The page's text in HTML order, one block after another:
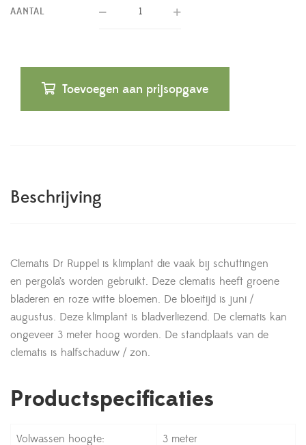
AANTAL
Toevoegen aan prijsopgave
Beschrijving
Clematis Dr Ruppel is klimplant die vaak bij schuttingen
en pergola’s worden gebruikt. Deze clematis heeft groene
bladeren en roze witte bloemen. De bloeitijd is juni /
augustus. Deze klimplant is bladverliezend. De clematis kan
ongeveer 3 meter hoog worden. De standplaats van de
clematis is halfschaduw / zon.
Productspecificaties
Volwassen hoogte: 3 meter